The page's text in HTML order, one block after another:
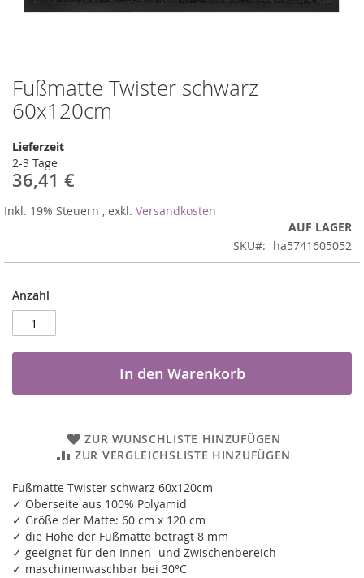
Fußmatte Twister schwarz
60x120cm
Lieferzeit
2-3 Tage
36,41 €
Inkl. 19% Steuern , exkl. Versandkosten
AUF LAGER
SKU
ha5741605052
Anzahl
In den Warenkorb
ZUR WUNSCHLISTE HINZUFÜGEN
ZUR VERGLEICHSLISTE HINZUFÜGEN
Fußmatte Twister schwarz 60x120cm
✓ Oberseite aus 100% Polyamid
✓ Größe der Matte: 60 cm x 120 cm
✓ die Höhe der Fußmatte beträgt 8 mm
✓ geeignet für den Innen- und Zwischenbereich
✓ maschinenwaschbar bei 30°C
Zum
Anfang
der
springen